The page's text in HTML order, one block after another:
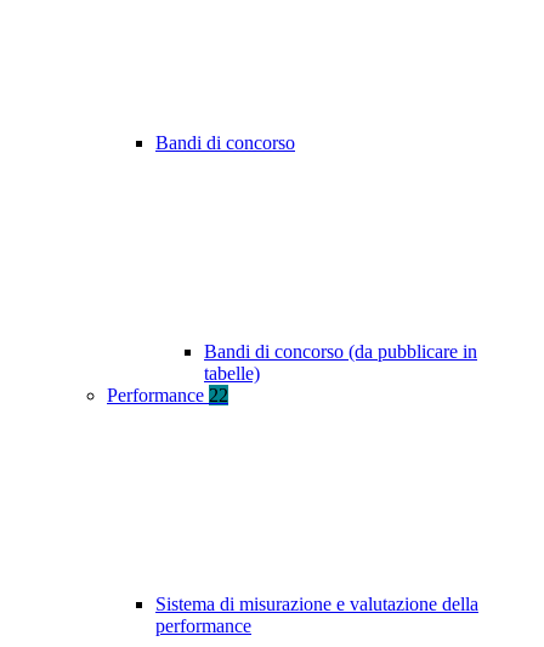
Bandi di concorso
Bandi di concorso (da pubblicare in
tabelle)
Performance 22
Sistema di misurazione e valutazione della
performance